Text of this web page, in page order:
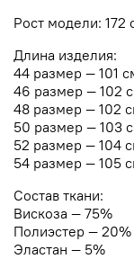
Рост модели: 172
Длина изделия:
44 размер — 101
46 размер — 102
48 размер — 102
50 размер — 103
52 размер — 104
54 размер — 105
Состав ткани:
Вискоза — 75%
Полиэстер — 20%
Эластан — 5%